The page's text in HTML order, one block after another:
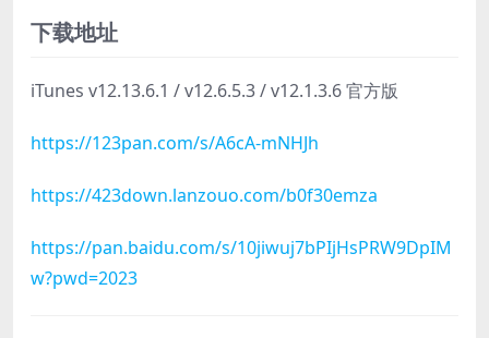
下载地址
iTunes v12.13.6.1 / v12.6.5.3 / v12.1.3.6 官方版
https://123pan.com/s/A6cA-mNHJh
https://423down.lanzouo.com/b0f30emza
https://pan.baidu.com/s/10jiwuj7bPIjHsPRW9DpIM
w?pwd=2023